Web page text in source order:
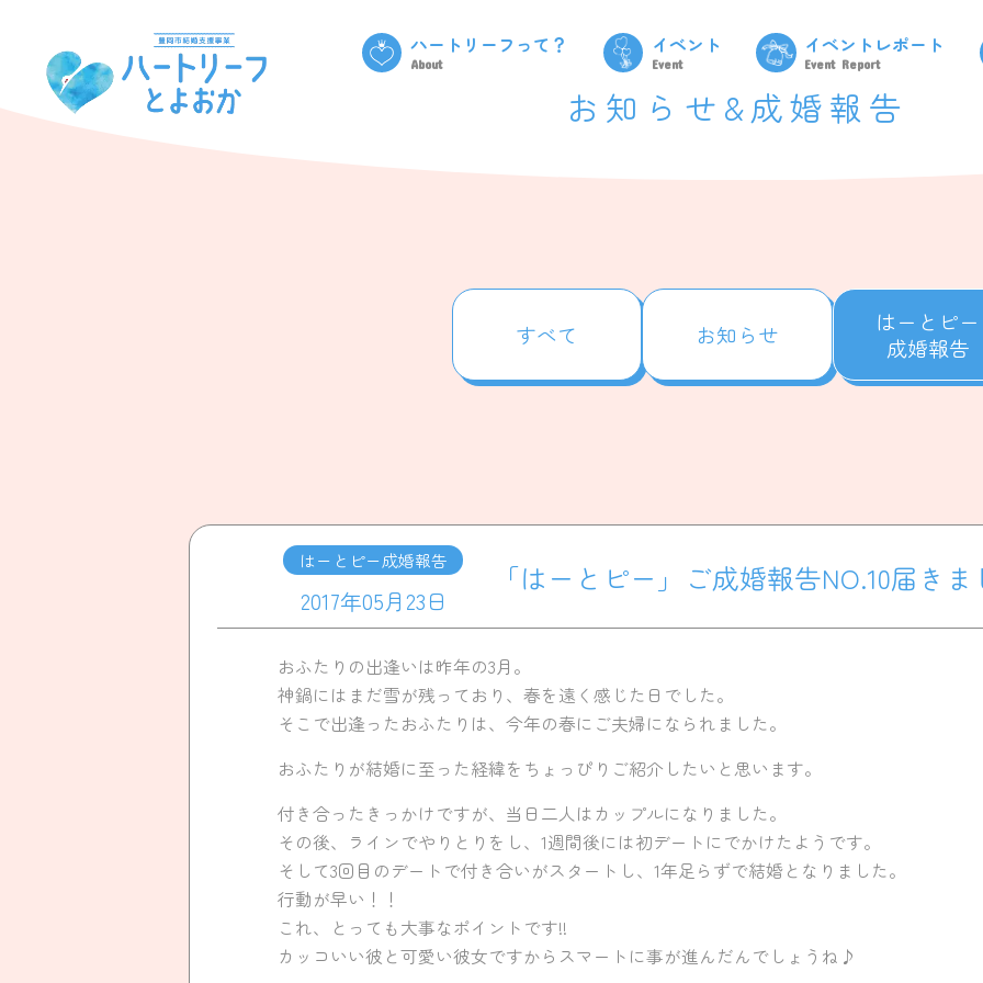
ハートリーフって？
About
イベント
Event
イベントレポート
Event Report
お知らせ&成婚報告
すべて お知らせ
はーとピー
成婚報告
2017年05月23日
はーとピー成婚報告 「はーとピー」ご成婚報告NO.10届き
おふたりの出逢いは昨年の3月。
神鍋にはまだ雪が残っており、春を遠く感じた日でした。
そこで出逢ったおふたりは、今年の春にご夫婦になられました。
おふたりが結婚に至った経緯をちょっぴりご紹介したいと思います。
付き合ったきっかけですが、当日二人はカップルになりました。
その後、ラインでやりとりをし、1週間後には初デートにでかけたようです。
そして3回目のデートで付き合いがスタートし、1年足らずで結婚となりました。
行動が早い！！
これ、とっても大事なポイントです!!
カッコいい彼と可愛い彼女ですからスマートに事が進んだんでしょうね♪